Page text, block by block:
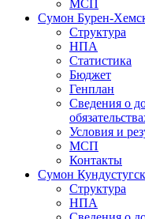
МСП
Сумон Бурен-
Структура
НПА
Статистика
Бюджет
Генплан
Сведения о
Условия и
МСП
Контакты
Сумон
Структура
НПА